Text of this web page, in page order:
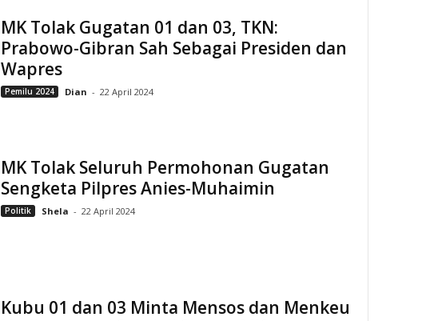
MK Tolak Gugatan 01 dan 03, TKN:
Prabowo-Gibran Sah Sebagai Presiden dan
Wapres
Pemilu 2024 Dian - 22 April 2024
MK Tolak Seluruh Permohonan Gugatan
Sengketa Pilpres Anies-Muhaimin
Politik Shela - 22 April 2024
Kubu 01 dan 03 Minta Mensos dan Menkeu